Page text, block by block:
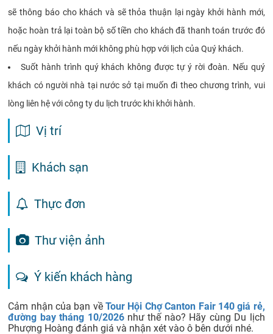
sẽ thông báo cho khách và sẽ thỏa thuận lại ngày khởi hành mới,
hoặc hoàn trả lại toàn bộ số tiền cho khách đã thanh toán trước đó
nếu ngày khởi hành mới không phù hợp với lịch của Quý khách.
Suốt hành trình quý khách không được tự ý rời đoàn. Nếu quý
khách có người nhà tại nước sở tại muốn đi theo chương trình, vui
lòng liên hệ với công ty du lịch trước khi khởi hành.
Vị trí
Khách sạn
Thực đơn
Thư viện ảnh
Ý kiến khách hàng
Cảm nhận của bạn vềTour Hội Chợ Canton Fair 140 giá rẻ,
đường bay tháng 10/2026như thế nào? Hãy cùng Du lịch
Phượng Hoàng đánh giá và nhận xét vào ô bên dưới nhé.